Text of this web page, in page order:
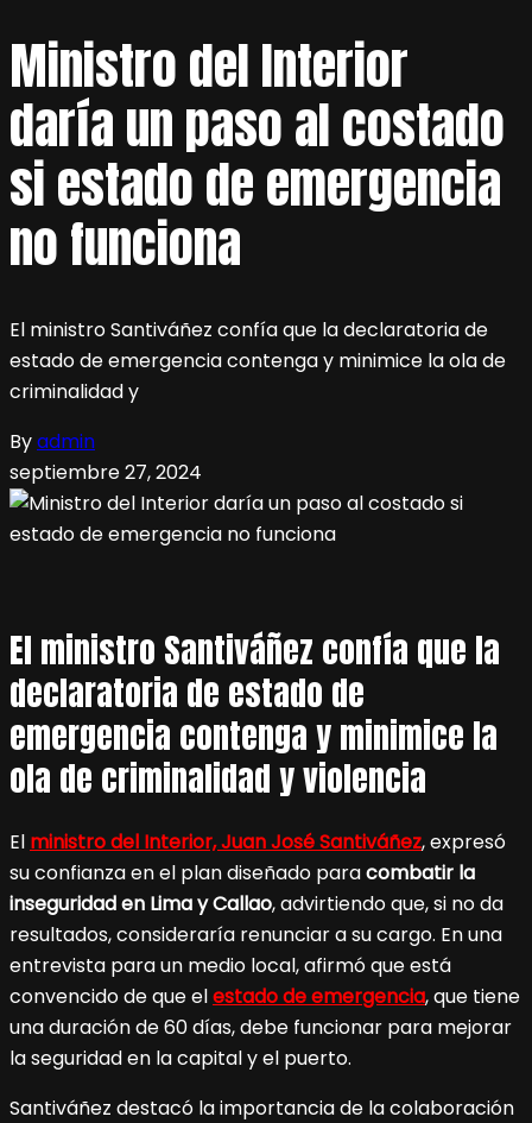
Ministro del Interior
daría un paso al costado
si estado de emergencia
no funciona
El ministro Santiváñez confía que la declaratoria de
estado de emergencia contenga y minimice la ola de
criminalidad y
Byadmin
septiembre 27, 2024
El ministro Santiváñez confía que la
declaratoria de estado de
emergencia contenga y minimice la
ola de criminalidad y violencia
El ministro del Interior, Juan José Santiváñez, expresó
su confianza en el plan diseñado paracombatir la
inseguridad en Lima y Callao, advirtiendo que, si no da
resultados, consideraría renunciar a su cargo. En una
entrevista para un medio local, afirmó que está
convencido de que elestado de emergencia, que tiene
una duración de 60 días, debe funcionar para mejorar
la seguridad en la capital y el puerto.
Santiváñez destacó la importancia de la colaboración